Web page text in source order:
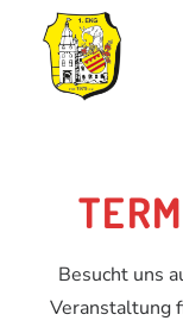
Besucht uns
Veranstaltung